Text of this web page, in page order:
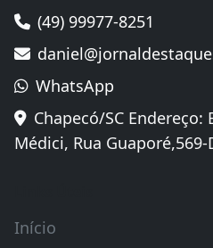
(49) 99977-8251
WhatsApp
Chapecó/SC
Médici, Rua Guaporé,569-
Início